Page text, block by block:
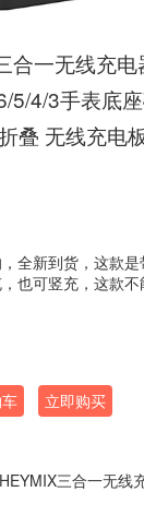
合一无线充
5/4/3手表底
叠 无线充电
全新到货，这款
也可竖充，这款
立即购买
三合一无线